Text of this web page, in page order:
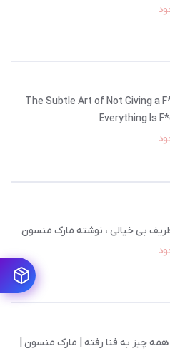
The Subtle Art of Not Giving a
Everything Is
بی خیالی ، نوشته مارک منسون
چیز به فنا رفته | مارک منسون |